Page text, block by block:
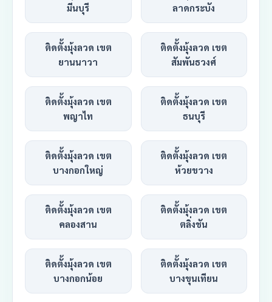
มีนบุรี
ลาดกระบัง
ติดตั้งมุ้งลวด เขต
ยานนาวา
ติดตั้งมุ้งลวด เขต
สัมพันธวงศ์
ติดตั้งมุ้งลวด เขต
พญาไท
ติดตั้งมุ้งลวด เขต
ธนบุรี
ติดตั้งมุ้งลวด เขต
บางกอกใหญ่
ติดตั้งมุ้งลวด เขต
ห้วยขวาง
ติดตั้งมุ้งลวด เขต
คลองสาน
ติดตั้งมุ้งลวด เขต
ตลิ่งชัน
ติดตั้งมุ้งลวด เขต
บางกอกน้อย
ติดตั้งมุ้งลวด เขต
บางขุนเทียน